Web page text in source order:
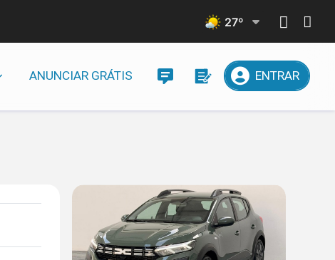
27º
ANUNCIAR GRÁTIS ENTRAR